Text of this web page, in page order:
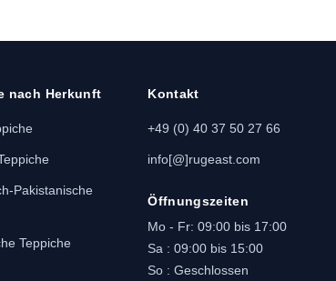
nach Herkunft
Pakistanische
Teppiche
Kontakt
+49 (0) 40 37 50 27 66
info[@]rugeast.com
Öffnungszeiten
Mo - Fr: 09:00 bis 17:00
Sa : 09:00 bis 15:00
So : Geschlossen